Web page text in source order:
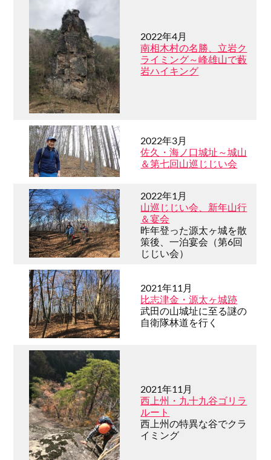
2022年4月
南相木村の名勝、立岩ク
ライミング～峰雄山で藪
岩ハイキング
2022年3月
佐久・海ノ口城址～城山
＆第七回山巡じじい会
2022年1月
山巡じじい会、新年山行
＆宴会
昨年登った源太ヶ城を散
策後、一泊宴会（第6回
じじい会）
2021年11月
比志津金・源太ヶ城跡
武田の山城址に至る謎の
自衛隊林道を行く
2021年11月
西上州・九十九谷ゴリラ
ルート
西上州の特異な谷でクラ
イミング